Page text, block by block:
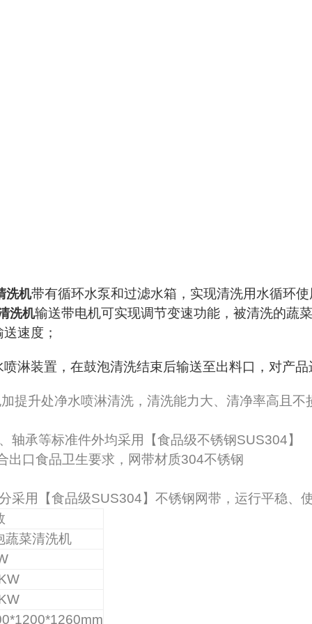
洗机带有循环水泵和过滤水箱，实现清洗用水循环
洗机输送带电机可实现调节变速功能，被清洗的蔬
速度；
淋装置，在鼓泡清洗结束后输送至出料口，对产
提升处净水喷淋清洗，清洗能力大、清净率高且
轴承等标准件外均采用【食品级不锈钢SUS304】
出口食品卫生要求，网带材质304不锈钢
采用【食品级SUS304】 不锈钢网带，运行平稳、
蔬菜清洗机